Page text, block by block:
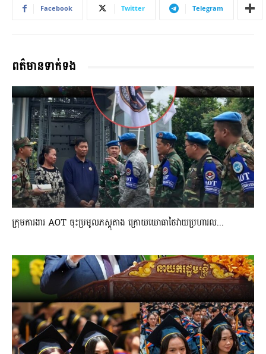
Facebook Twitter Telegram
ពត៌មានទាក់ទង
ក្រុមការងារ AOT ចុះប្រមូលភស្តុតាង ក្រោយយោធាថៃវាយប្រហារល...